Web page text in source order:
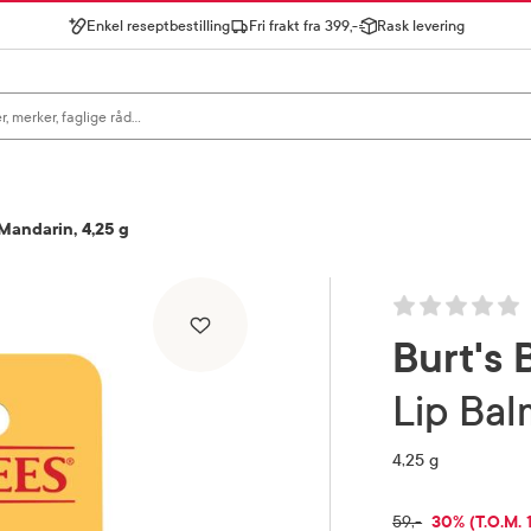
Enkel reseptbestilling Fri frakt fra 399,- Rask levering
4,25 g
Burt's
Lip
4,25 g
FULLPRIS
59,- 30% (T.O.M.